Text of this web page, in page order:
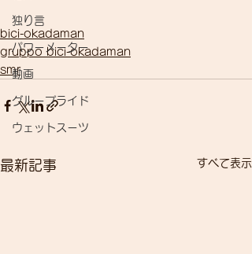
独り言
パワーメーター
動画
グループライド
ウェットスーツ
bici-okadaman
gruppo bici-okadaman
smr
最新記事 すべて表示